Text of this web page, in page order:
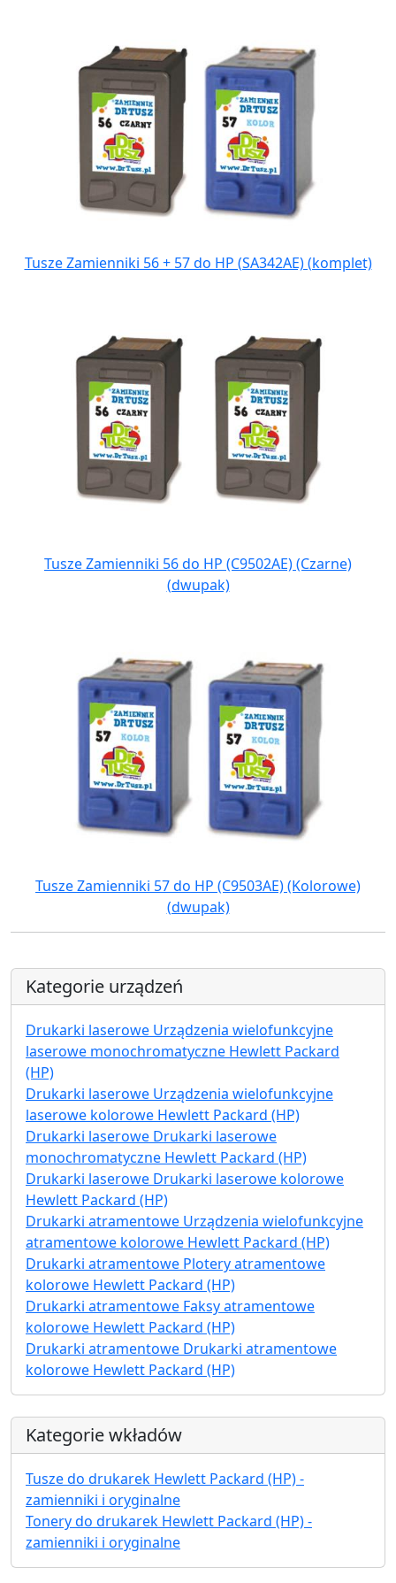
Tusze Zamienniki 56 + 57 do HP (SA342AE) (komplet)
Tusze Zamienniki 56 do HP (C9502AE) (Czarne)
(dwupak)
Tusze Zamienniki 57 do HP (C9503AE) (Kolorowe)
(dwupak)
Kategorie urządzeń
Drukarki laserowe Urządzenia wielofunkcyjne
laserowe monochromatyczne Hewlett Packard
(HP)
Drukarki laserowe Urządzenia wielofunkcyjne
laserowe kolorowe Hewlett Packard (HP)
Drukarki laserowe Drukarki laserowe
monochromatyczne Hewlett Packard (HP)
Drukarki laserowe Drukarki laserowe kolorowe
Hewlett Packard (HP)
Drukarki atramentowe Urządzenia wielofunkcyjne
atramentowe kolorowe Hewlett Packard (HP)
Drukarki atramentowe Plotery atramentowe
kolorowe Hewlett Packard (HP)
Drukarki atramentowe Faksy atramentowe
kolorowe Hewlett Packard (HP)
Drukarki atramentowe Drukarki atramentowe
kolorowe Hewlett Packard (HP)
Kategorie wkładów
Tusze do drukarek Hewlett Packard (HP) -
zamienniki i oryginalne
Tonery do drukarek Hewlett Packard (HP) -
zamienniki i oryginalne